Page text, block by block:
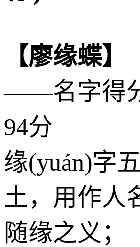
【廖缘蝶】
——名字得
94分
缘(yuán)字
土，用作人
随缘之义；